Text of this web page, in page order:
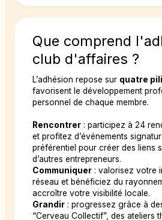
Que comprend
club d'affaires ?
L’adhésion repose sur quatre
favorisent le développement
personnel de chaque membre.
Rencontrer: participez à 24
et profitez d’événements
préférentiel pour créer des liens
d’autres entrepreneurs.
Communiquer: valorisez votre
réseau et bénéficiez du
accroître votre visibilité locale.
Grandir: progressez grâce à
“Cerveau Collectif”, des ateliers